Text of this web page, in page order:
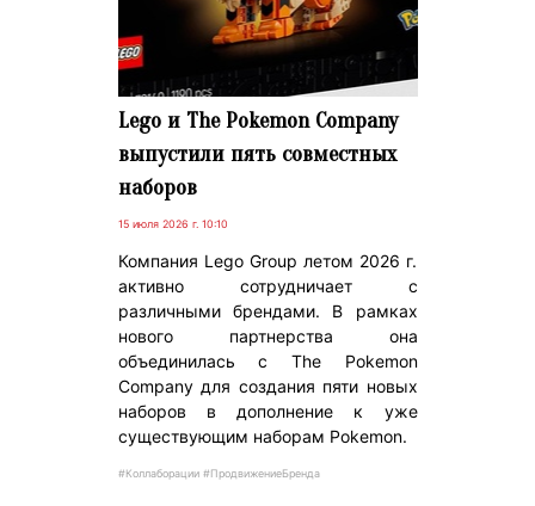
Lego и The Pokemon Company
выпустили пять совместных
наборов
15 июля 2026 г. 10:10
Компания Lego Group летом 2026 г.
активно сотрудничает с
различными брендами. В рамках
нового партнерства она
объединилась с The Pokemon
Company для создания пяти новых
наборов в дополнение к уже
существующим наборам Pokemon.
#Коллаборации #ПродвижениеБренда